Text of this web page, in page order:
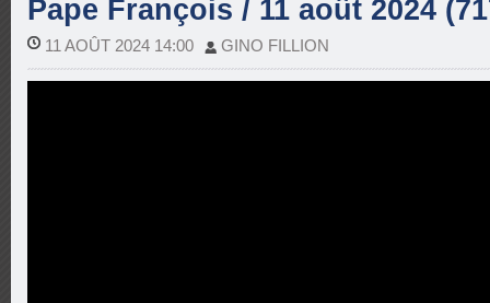
Pape François / 11 août 2024
11 AOÛT 2024 14:00 GINO FILLION